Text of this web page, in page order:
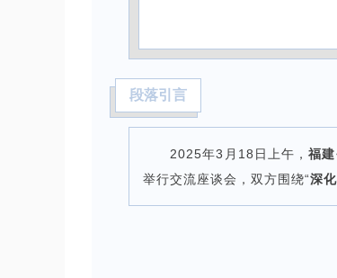
段落引言
2025年3月18日上午，福
举行交流座谈会，双方围绕“深